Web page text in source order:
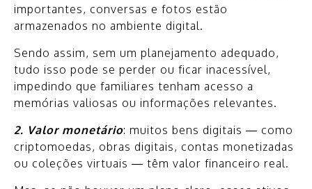
importantes, conversas e fotos estão
armazenados no ambiente digital.
Sendo assim, sem um planejamento adequado,
tudo isso pode se perder ou ficar inacessível,
impedindo que familiares tenham acesso a
memórias valiosas ou informações relevantes.
2. Valor monetário: muitos bens digitais — como
criptomoedas, obras digitais, contas monetizadas
ou coleções virtuais — têm valor financeiro real.